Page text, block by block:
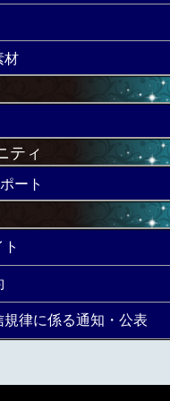
材
ティ
ート
規律に係る通知・公表